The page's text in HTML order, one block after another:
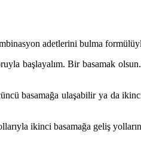
adetlerini bulma
başlayalım. Bir basamak
basamağa ulaşabilir ya da
ikinci basamağa geliş